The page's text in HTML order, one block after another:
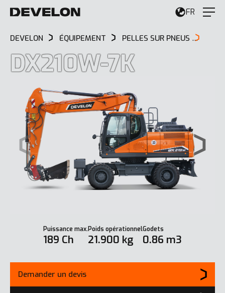
FR
DEVELON ÉQUIPEMENT PELLES SUR PNEUS
DX210W-7K
Puissance max.
189 Ch
Poids opérationnel
21.900 kg
Godets
0.86 m3
Demander un devis